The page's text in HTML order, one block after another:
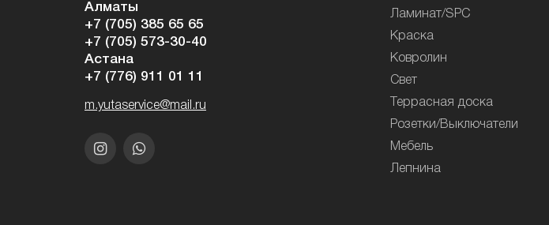
Алматы
+7 (705) 385 65 65
+7 (705) 573-30-40
Астана
+7 (776) 911 01 11
m.yutaservice@mail.ru
Ламинат/SPC
Краска
Ковролин
Свет
Террасная доска
Розетки/Выключатели
Мебель
Лепнина